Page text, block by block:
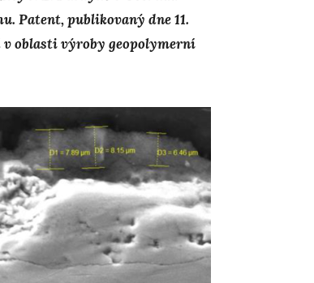
Patent, publikovaný dne 11.
oblasti výroby geopolymerní